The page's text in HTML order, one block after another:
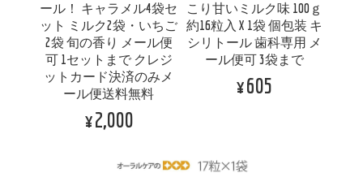
ール！ キャラメル4袋セ
ット ミルク2袋・いちご
2袋 旬の香り メール便
可 1セットまで クレジ
ットカード決済のみメ
ール便送料無料
¥2,000
こり甘いミルク味 100ｇ
約16粒入 X 1袋 個包装 キ
シリトール 歯科専用 メ
ール便可 3袋まで
¥605